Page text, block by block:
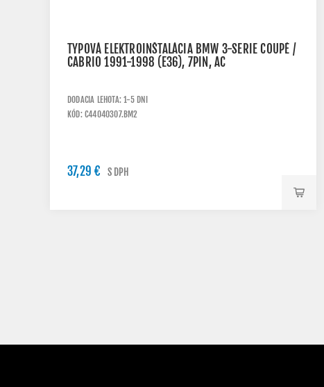
TYPOVÁ ELEKTROINŠTALÁCIA BMW 3-SERIE COUPÉ /
CABRIO 1991-1998 (E36), 7PIN, AC
DODACIA LEHOTA: 1-5 DNI
KÓD: C44040307.BM2
37,29 € S DPH